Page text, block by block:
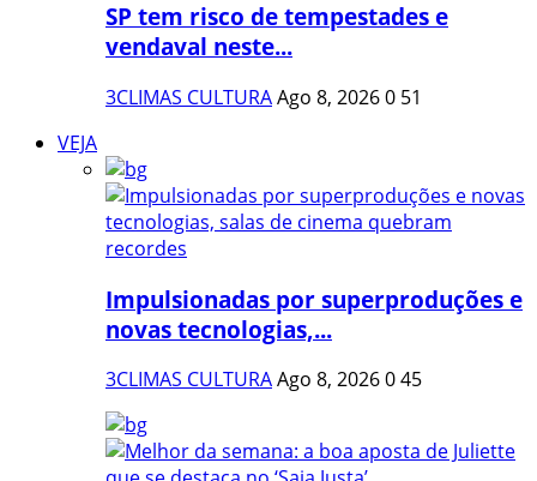
SP tem risco de tempestades e
vendaval neste...
3CLIMAS CULTURAAgo 8, 20260 51
VEJA
Impulsionadas por superproduções e
novas tecnologias,...
3CLIMAS CULTURAAgo 8, 2026045